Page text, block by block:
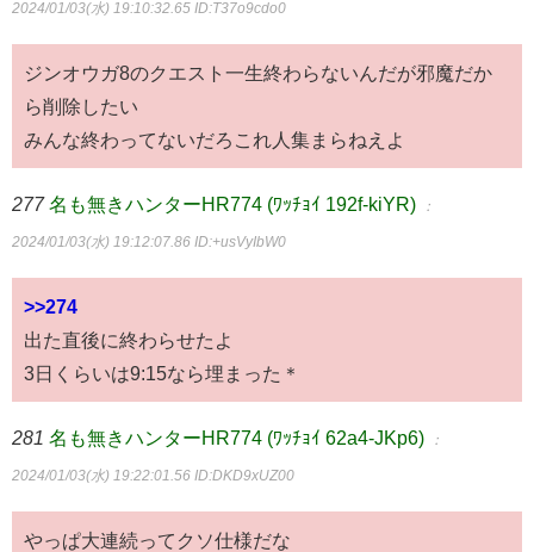
2024/01/03(水) 19:10:32.65 ID:T37o9cdo0
ジンオウガ8のクエスト一生終わらないんだが邪魔だか
ら削除したい
みんな終わってないだろこれ人集まらねえよ
277 名も無きハンターHR774 (ﾜｯﾁｮｲ 192f-kiYR) ：
2024/01/03(水) 19:12:07.86 ID:+usVyIbW0
>>274
出た直後に終わらせたよ
3日くらいは9:15なら埋まった＊
281 名も無きハンターHR774 (ﾜｯﾁｮｲ 62a4-JKp6) ：
2024/01/03(水) 19:22:01.56 ID:DKD9xUZ00
やっぱ大連続ってクソ仕様だな